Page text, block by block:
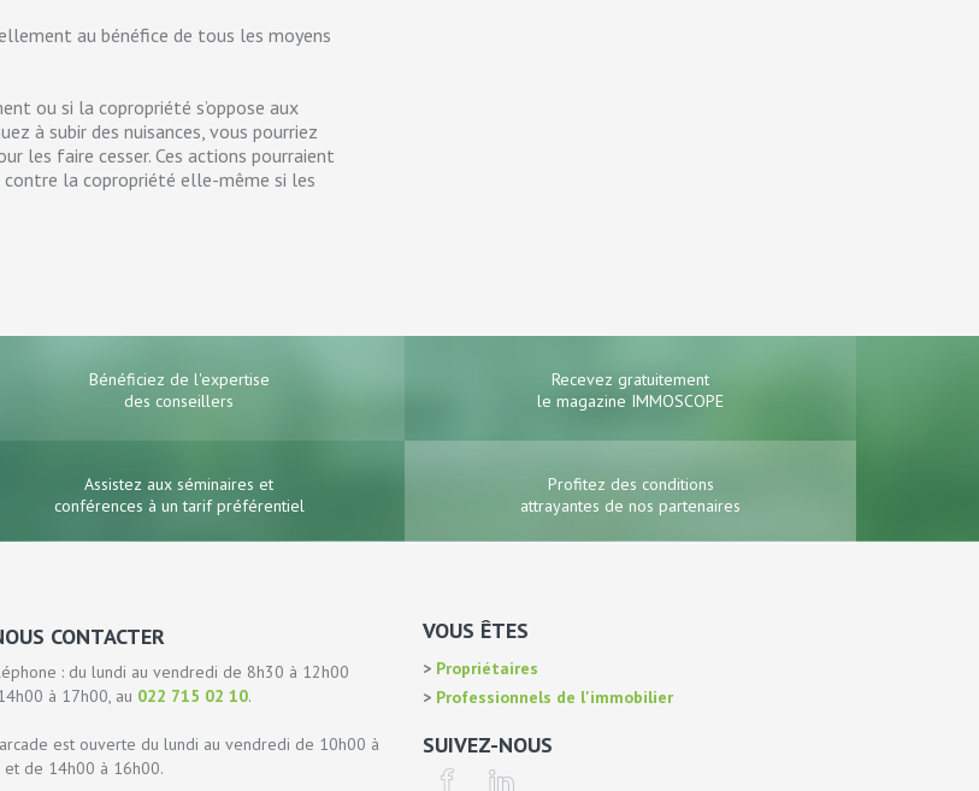
au bénéfice de tous les moyens
ou si la copropriété s’oppose aux
à subir des nuisances, vous pourriez
les faire cesser. Ces actions pourraient
la copropriété elle-même si les
Bénéficiez de l'expertise
des conseillers
Recevez gratuitement
le magazine IMMOSCOPE
Assistez aux séminaires et
conférences à un tarif préférentiel
Profitez des conditions
attrayantes de nos partenaires
CONTACTER
: du lundi au vendredi de 8h30 à 12h00
à 17h00, au 022 715 02 10.
est ouverte du lundi au vendredi de 10h00 à
et de 14h00 à 16h00.
VOUS ÊTES
Propriétaires
Professionnels de l'immobilier
SUIVEZ-NOUS